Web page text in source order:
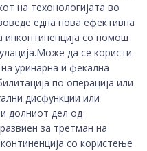
на техонологијата во
една нова ефективна
инконтиненција со помош
да се користи
уринарна и фекална
по операција или
дисфункции или
долниот дел од
за третман на
со користење